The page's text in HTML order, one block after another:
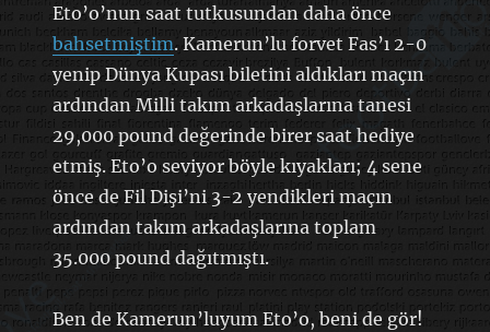
Eto’o’nun saat tutkusundan daha önce
bahsetmiştim. Kamerun’lu forvet Fas’ı 2-0
yenip Dünya Kupası biletini aldıkları maçın
ardından Milli takım arkadaşlarına tanesi
29,000 pound değerinde birer saat hediye
etmiş. Eto’o seviyor böyle kıyakları; 4 sene
önce de Fil Dişi’ni 3-2 yendikleri maçın
ardından takım arkadaşlarına toplam
35.000 pound dağıtmıştı.
Ben de Kamerun’luyum Eto’o, beni de gör!